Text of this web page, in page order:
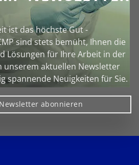
ist das höchste Gut -
sind stets bemüht, Ihnen die
Lösungen für Ihre Arbeit in der
unserem aktuellen Newsletter
spannende Neuigkeiten für Sie.
abonnieren